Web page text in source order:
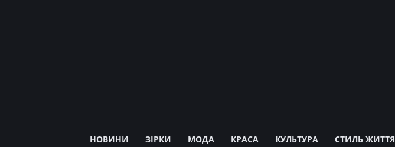
НОВИНИ ЗІРКИ МОДА КРАСА КУЛЬТУРА СТИЛЬ ЖИТТЯ